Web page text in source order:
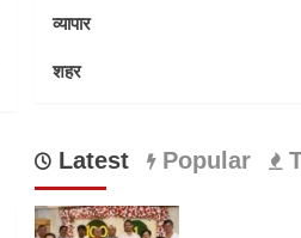
व्यापार
शहर
Latest Popular